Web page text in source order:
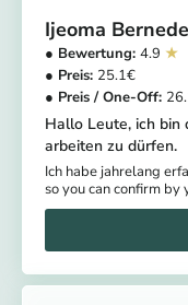
Ijeoma
4.9
25.1
Hallo Leute, ich bin
arbeiten zu dürfen.
Ich habe jahrelang
so you can confirm by